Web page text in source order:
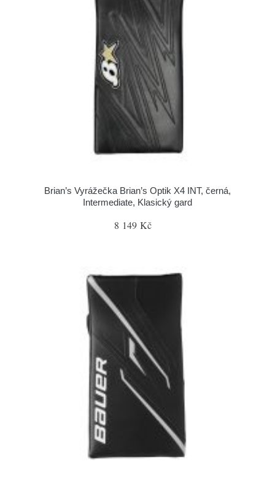
Brian’s Vyrážečka Brian’s Optik X4 INT, černá,
Intermediate, Klasický gard
8 149 Kč